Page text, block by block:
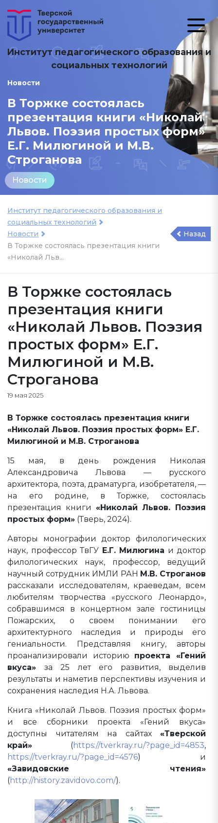
Институт педагогического образования и
социальных технологий
Новости
В Торжке состоялась
презентация книги «Николай
Львов. Поэзия простых форм»
Е.Г. Милюгиной и М.В.
Строганова
Новости
Институт педагогического образования и
социальных технологий
Новости
В Торжке состоялась презентация книги
«Николай Льв...
Назад
В Торжке состоялась
презентация книги
«Николай Львов. Поэзия
простых форм» Е.Г.
Милюгиной и М.В.
Строганова
19 мая 2025
В Торжке состоялась презентация книги
«Николай Львов. Поэзия простых форм» Е.Г.
Милюгиной и М.В. Строганова
15 мая, в день рождения Николая
Александровича Львова — русского
архитектора, поэта, драматурга, изобретателя, —
на его родине, в Торжке, состоялась
презентация книги «Николай Львов. Поэзия
простых форм» (Тверь, 2024).
Авторы монографии доктор филологических
наук, профессор ТвГУ Е.Г. Милюгина и доктор
филологических наук, профессор, ведущий
научный сотрудник ИМЛИ РАН М.В. Строганов
рассказали исследователям, краеведам, всем
любителям творчества «русского Леонардо»,
собравшимся в концертном зале гостиницы
Пожарских, о своем понимании его
архитектурного наследия и природы его
гениальности. Представляя книгу, авторы
проанализировали историю проекта «Гений
вкуса» за 25 лет его развития, выделив
результаты и наметив перспективы изучения и
сохранения наследия Н.А. Львова.
Книга «Николай Львов. Поэзия простых форм»
и все сборники проекта «Гений вкуса»
доступны читателям на сайтах «Тверской
край» (https://tverkray.ru/?page_id=4853,
https://tverkray.ru/?page_id=4576) и
«Завидовские чтения»
(http://history.zavidovo.com/).